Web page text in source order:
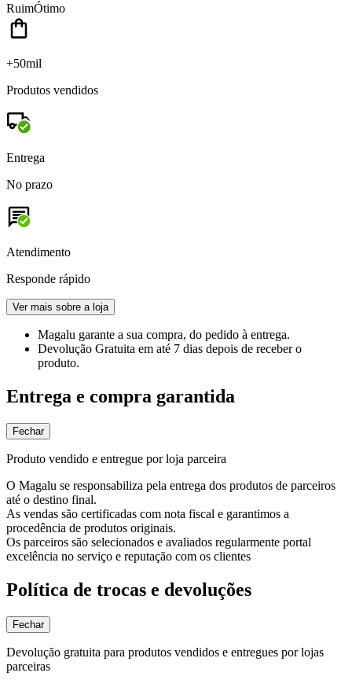
RuimÓtimo
+50mil
Produtos vendidos
Entrega
No prazo
Atendimento
Responde rápido
Ver mais sobre a loja
Magalu garante a sua compra, do pedido à entrega.
Devolução Gratuita em até 7 dias depois de receber o
produto.
Entrega e compra garantida
Fechar
Produto vendido e entregue por loja parceira
O Magalu se responsabiliza pela entrega dos produtos de parceiros
até o destino final.
As vendas são certificadas com nota fiscal e garantimos a
procedência de produtos originais.
Os parceiros são selecionados e avaliados regularmente portal
excelência no serviço e reputação com os clientes
Política de trocas e devoluções
Fechar
Devolução gratuita para produtos vendidos e entregues por lojas
parceiras